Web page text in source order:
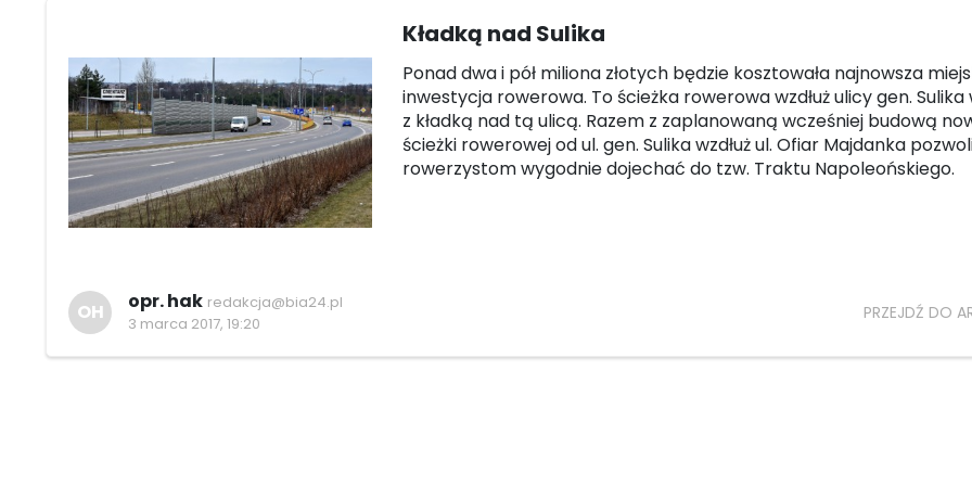
Kładką nad Sulika
Ponad dwa i pół miliona złotych będzie kosztowała najnowsza
inwestycja rowerowa. To ścieżka rowerowa wzdłuż ulicy gen. Sulika
z kładką nad tą ulicą. Razem z zaplanowaną wcześniej budową
ścieżki rowerowej od ul. gen. Sulika wzdłuż ul. Ofiar Majdanka
rowerzystom wygodnie dojechać do tzw. Traktu Napoleońskiego.
OH opr. hak redakcja@bia24.pl
3 marca 2017, 19:20
PRZEJDŹ DO